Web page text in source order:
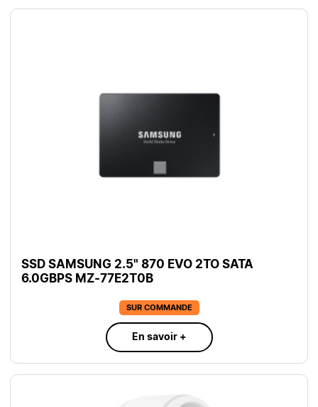
SSD SAMSUNG 2.5" 870 EVO 2TO SATA
6.0GBPS MZ-77E2T0B
SUR COMMANDE
En savoir +